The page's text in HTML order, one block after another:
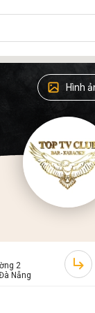
Hình
2
Nẵng